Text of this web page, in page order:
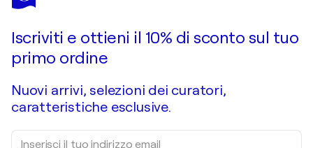
KLEMENS
Chiedi un'opera su commissione
Iscriviti e ottieni il 10% di sconto sul tuo
primo ordine
Nuovi arrivi, selezioni dei curatori,
caratteristiche esclusive.